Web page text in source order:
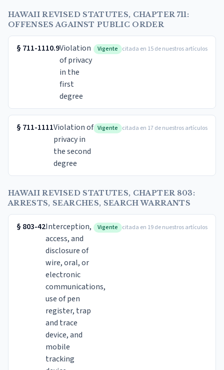
HAWAII REVISED STATUTES, CHAPTER 711:
OFFENSES AGAINST PUBLIC ORDER
§ 711-1110.9Violation
of privacy
in the
first
degree
Vigente citada en 15 de nuestros artículos
§ 711-1111Violation of
privacy in
the second
degree
Vigente citada en 17 de nuestros artículos
HAWAII REVISED STATUTES, CHAPTER 803:
ARRESTS, SEARCHES, SEARCH WARRANTS
§ 803-42Interception,
access, and
disclosure of
wire, oral, or
electronic
communications,
use of pen
register, trap
and trace
device, and
mobile
tracking
Vigente citada en 19 de nuestros artículos